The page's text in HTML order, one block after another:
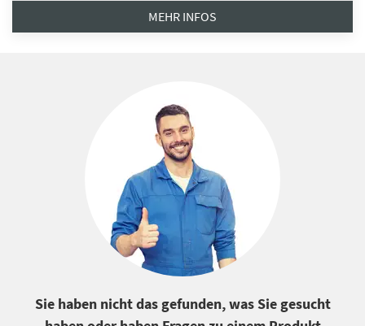
MEHR INFOS
Sie haben nicht das gefunden, was Sie gesucht